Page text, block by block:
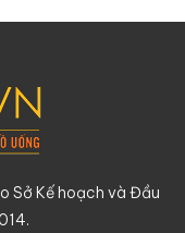
Sở Kế hoạch và Đầu